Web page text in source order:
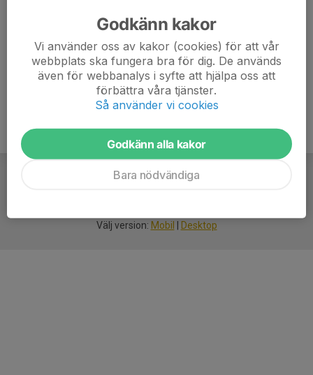
Välj version: Mobil Desktop
Godkänn kakor
Vi använder oss av kakor (cookies) för att vår
webbplats ska fungera bra för dig. De används
även för webbanalys i syfte att hjälpa oss att
förbättra våra tjänster.
Så använder vi cookies
Godkänn alla kakor
Bara nödvändiga